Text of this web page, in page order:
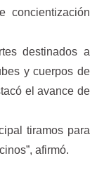
concientización
destinados a
y cuerpos de
el avance de
tiramos para
afirmó.